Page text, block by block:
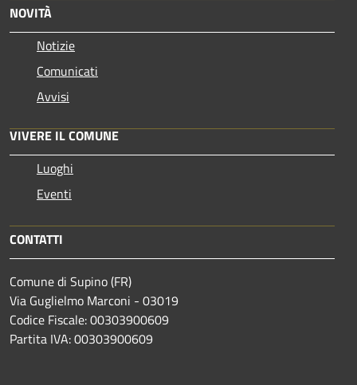
NOVITÀ
Notizie
Comunicati
Avvisi
VIVERE IL COMUNE
Luoghi
Eventi
CONTATTI
Comune di Supino (FR)
Via Guglielmo Marconi - 03019
Codice Fiscale: 00303900609
Partita IVA: 00303900609